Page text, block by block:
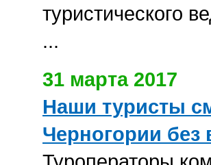
туристического
...
31 марта 2017
Наши туристы
Черногории без